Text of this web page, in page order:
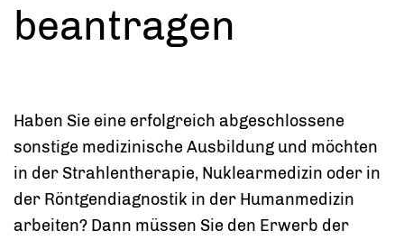
beantragen
Haben Sie eine erfolgreich abgeschlossene
sonstige medizinische Ausbildung und möchten
in der Strahlentherapie, Nuklearmedizin oder in
der Röntgendiagnostik in der Humanmedizin
arbeiten? Dann müssen Sie den Erwerb der